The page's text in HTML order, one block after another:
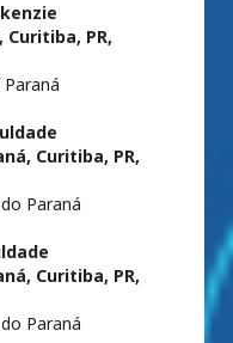
PR,
Curitiba, PR,
Paraná
Curitiba, PR,
Paraná